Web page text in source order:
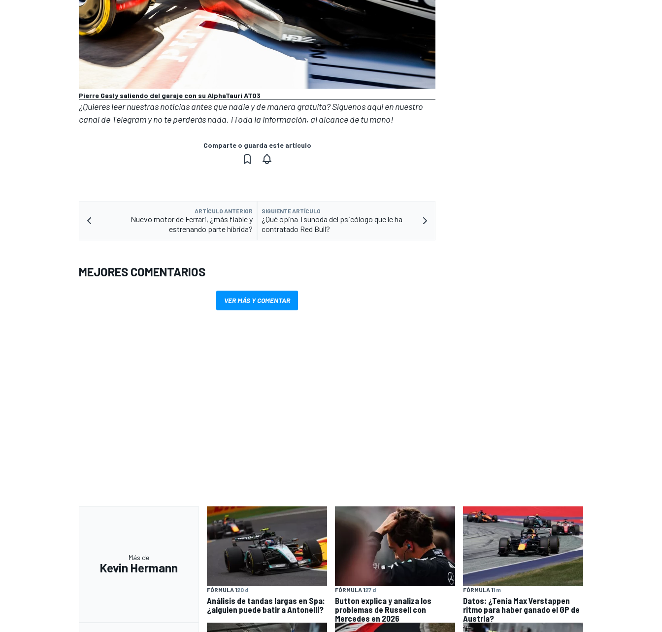
Pierre Gasly saliendo del garaje con su AlphaTauri AT03
¿Quieres leer nuestras noticias antes que nadie y de manera gratuita? Síguenosaquí en nuestro
canal de Telegramy no te perderás nada. ¡Toda la información, al alcance de tu mano!
Comparte o guarda este artículo
ARTÍCULO ANTERIOR
Nuevo motor de Ferrari, ¿más fiable y
estrenando parte híbrida?
SIGUIENTE ARTÍCULO
¿Qué opina Tsunoda del psicólogo que le ha
contratado Red Bull?
MEJORES COMENTARIOS
VER MÁS Y COMENTAR
Más de
Kevin Hermann
FÓRMULA 120 d
Análisis de tandas largas en Spa:
¿alguien puede batir a Antonelli?
FÓRMULA 127 d
Button explica y analiza los
problemas de Russell con
Mercedes en 2026
FÓRMULA 11 m
Datos: ¿Tenía Max Verstappen
ritmo para haber ganado el GP de
Austria?